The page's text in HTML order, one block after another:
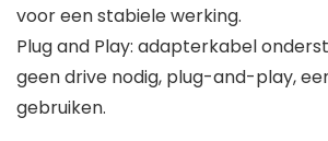
voor een stabiele werking.
Plug and Play: adapterkabel
geen drive nodig, plug-and-play,
gebruiken.